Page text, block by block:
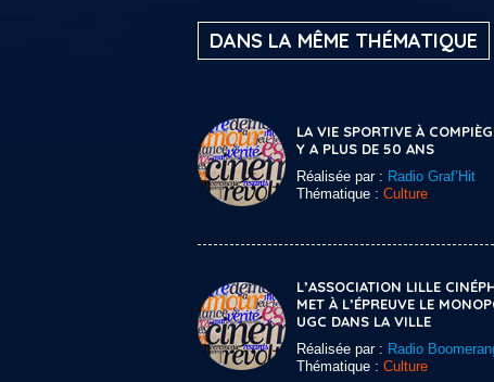
DANS LA MÊME THÉMATIQUE
LA VIE SPORTIVE À
Y A PLUS DE 50 ANS
Réalisée par : Radio Graf’Hit
Thématique : Culture
L’ASSOCIATION LILLE
MET À L’ÉPREUVE LE
UGC DANS LA VILLE
Réalisée par : Radio
Thématique : Culture